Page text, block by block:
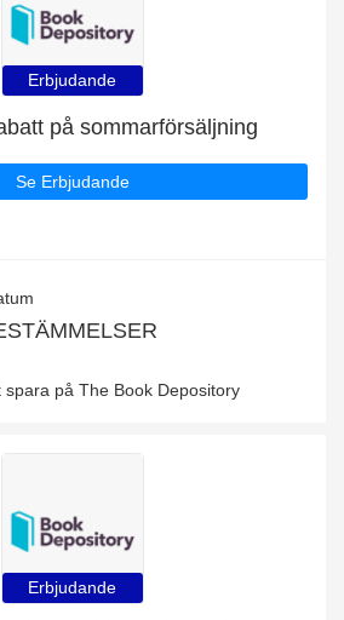
Erbjudande
på sommarförsäljning
Se Erbjudande
på The Book Depository
Erbjudande